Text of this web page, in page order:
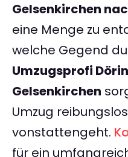
Gelsenkirchen
eine Menge zu
welche Gegend
Umzugsprofi
Gelsenkirchen
Umzug
vonstattengeht.
für ein